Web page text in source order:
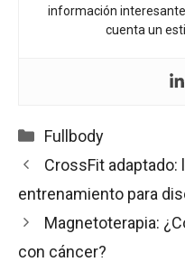
información
cuenta un
Categorías
Fullbody
CrossFit adaptado:
entrenamiento para
Magnetoterapia:
con cáncer?